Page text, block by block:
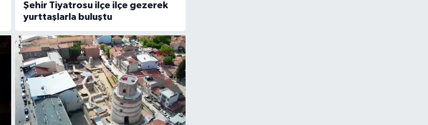
Şehir Tiyatrosu ilçe ilçe gezerek
yurttaşlarla buluştu